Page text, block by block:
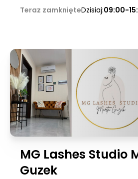
Teraz zamknięteDzisiaj:09:00-
MG Lashes Studio
Guzek